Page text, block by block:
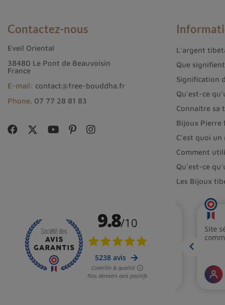
Contactez-nous
Eveil Oriental
38480 Le Pont de Beauvoisin
France
E-mail: contact@free-bouddha.fr
Phone. 07 77 28 81 83
L'argent
Que
Signification
Qu'est-ce
Connaître sa
Bijoux Pierre
C'est quoi un
Comment
Qu'est-ce
Les Bijoux